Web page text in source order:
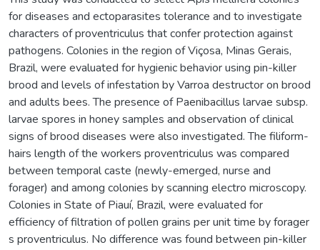
for diseases and ectoparasites tolerance and to investigate
characters of proventriculus that confer protection against
pathogens. Colonies in the region of Viçosa, Minas Gerais,
Brazil, were evaluated for hygienic behavior using pin-killer
brood and levels of infestation by Varroa destructor on brood
and adults bees. The presence of Paenibacillus larvae subsp.
larvae spores in honey samples and observation of clinical
signs of brood diseases were also investigated. The filiform-
hairs length of the workers proventriculus was compared
between temporal caste (newly-emerged, nurse and
forager) and among colonies by scanning electro microscopy.
Colonies in State of Piauí, Brazil, were evaluated for
efficiency of filtration of pollen grains per unit time by forager
s proventriculus. No difference was found between pin-killer